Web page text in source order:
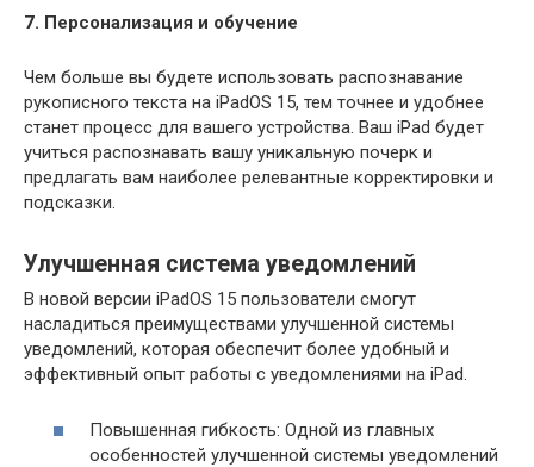
7. Персонализация и обучение
Чем больше вы будете использовать распознавание
рукописного текста на iPadOS 15, тем точнее и удобнее
станет процесс для вашего устройства. Ваш iPad будет
учиться распознавать вашу уникальную почерк и
предлагать вам наиболее релевантные корректировки и
подсказки.
Улучшенная система уведомлений
В новой версии iPadOS 15 пользователи смогут
насладиться преимуществами улучшенной системы
уведомлений, которая обеспечит более удобный и
эффективный опыт работы с уведомлениями на iPad.
Повышенная гибкость: Одной из главных
особенностей улучшенной системы уведомлений